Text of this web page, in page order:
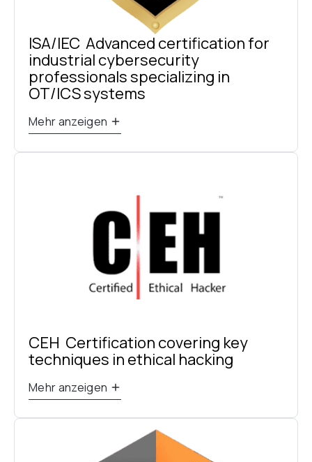
ISA/IEC  Advanced certification for
industrial cybersecurity
professionals specializing in
OT/ICS systems
Mehr anzeigen
CEH  Certification covering key
techniques in ethical hacking
Mehr anzeigen